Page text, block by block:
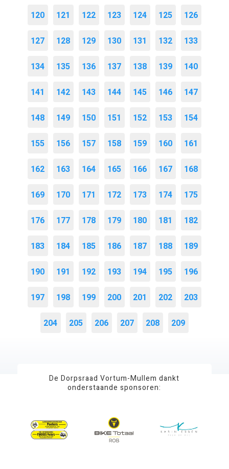
120 121 122 123 124 125 126
127 128 129 130 131 132 133
134 135 136 137 138 139 140
141 142 143 144 145 146 147
148 149 150 151 152 153 154
155 156 157 158 159 160 161
162 163 164 165 166 167 168
169 170 171 172 173 174 175
176 177 178 179 180 181 182
183 184 185 186 187 188 189
190 191 192 193 194 195 196
197 198 199 200 201 202 203
204 205 206 207 208 209
De Dorpsraad Vortum-Mullem dankt
onderstaande sponsoren: